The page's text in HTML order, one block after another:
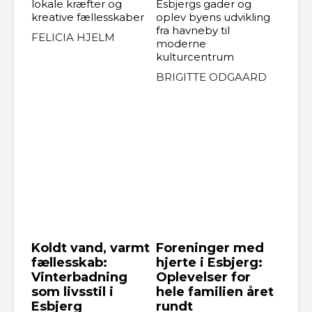
lokale kræfter og
kreative fællesskaber
FELICIA HJELM
Esbjergs gader og
oplev byens udvikling
fra havneby til
moderne
kulturcentrum
BRIGITTE ODGAARD
Koldt vand, varmt
fællesskab:
Vinterbadning
som livsstil i
Esbjerg
Foreninger med
hjerte i Esbjerg:
Oplevelser for
hele familien året
rundt